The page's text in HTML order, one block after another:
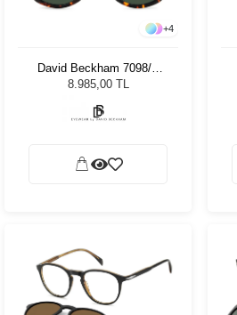
+4
David Beckham 7098/S
086QT 51 Unisex Güneş
8.985,00 TL